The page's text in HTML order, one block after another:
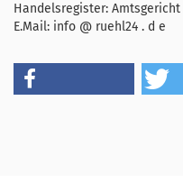
Handelsregister: Amtsgericht
E.Mail: info @ ruehl24 . d e